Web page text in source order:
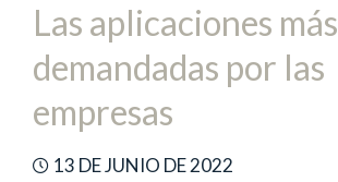
Las aplicaciones más
demandadas por las
empresas
13 DE JUNIO DE 2022